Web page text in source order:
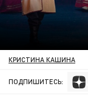
КРИСТИНА КАШИНА
ПОДПИШИТЕСЬ: